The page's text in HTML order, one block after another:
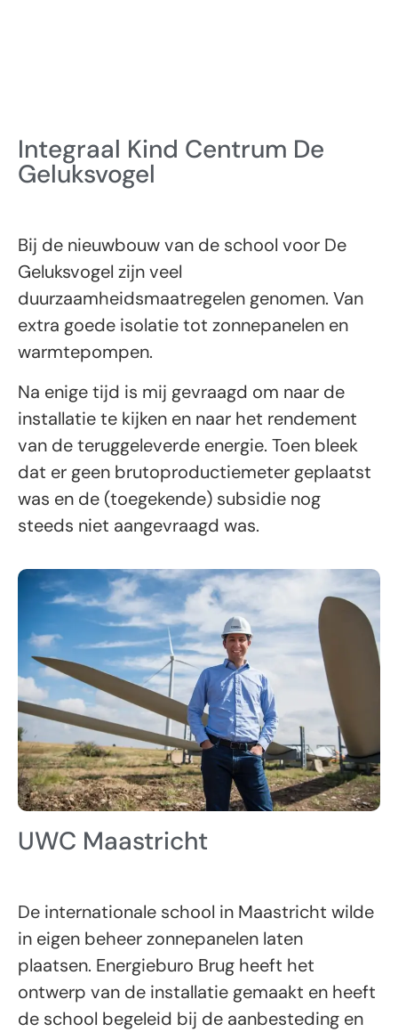
Integraal Kind Centrum De
Geluksvogel
Bij de nieuwbouw van de school voor De
Geluksvogel zijn veel
duurzaamheidsmaatregelen genomen. Van
extra goede isolatie tot zonnepanelen en
warmtepompen.
Na enige tijd is mij gevraagd om naar de
installatie te kijken en naar het rendement
van de teruggeleverde energie. Toen bleek
dat er geen brutoproductiemeter geplaatst
was en de (toegekende) subsidie nog
steeds niet aangevraagd was.
UWC Maastricht
De internationale school in Maastricht wilde
in eigen beheer zonnepanelen laten
plaatsen. Energieburo Brug heeft het
ontwerp van de installatie gemaakt en heeft
de school begeleid bij de aanbesteding en